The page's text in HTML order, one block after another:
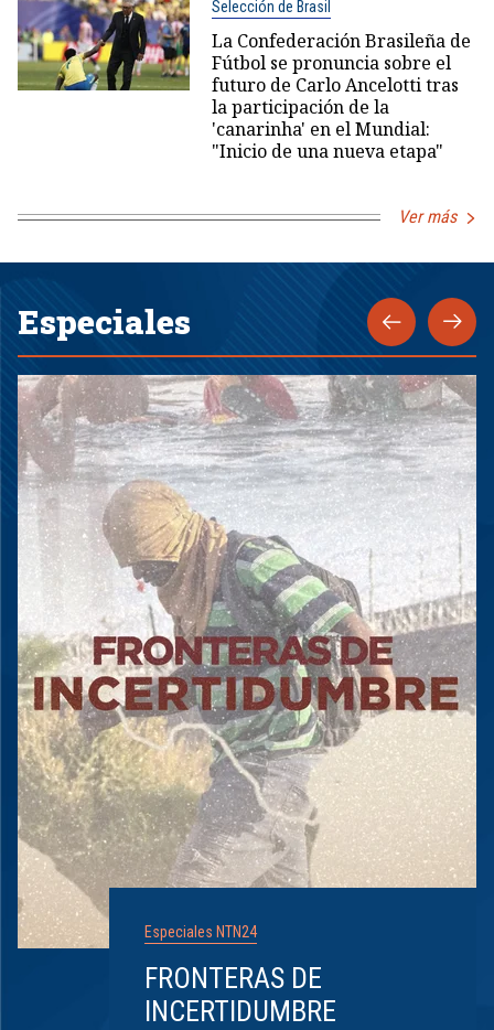
Selección de Brasil
La Confederación Brasileña de
Fútbol se pronuncia sobre el
futuro de Carlo Ancelotti tras
la participación de la
'canarinha' en el Mundial:
"Inicio de una nueva etapa"
Ver más
Especiales
Especiales NTN24
FRONTERAS DE
INCERTIDUMBRE